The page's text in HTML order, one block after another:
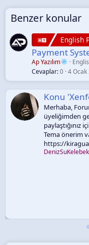
Benzer konular
English
Payment
Ap Yazılım
Cevaplar 0 4 Ocak
Konu
Merhaba,
üyeliğimden
paylaştığınız
Tema önerim
https://
DenizSuKelebek